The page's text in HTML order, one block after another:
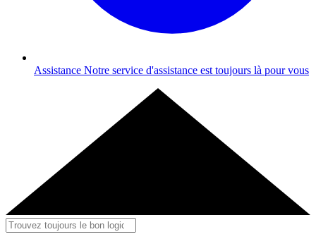
Assistance Notre service d'assistance est toujours là pour vous